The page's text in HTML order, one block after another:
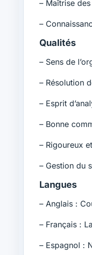
– Maîtrise
–
Qualités
– Sens de
– Résolution
– Esprit
– Bonne
– Rigoureux
– Gestion du
Langues
– Anglais :
– Français :
– Espagnol :